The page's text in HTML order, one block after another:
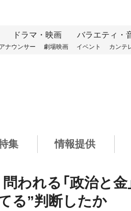
ドラマ・映画 バラエティ・
アナウンサー 劇場映画 イベント カンテ
集 情報提供
われる「政治と
る”判断したか